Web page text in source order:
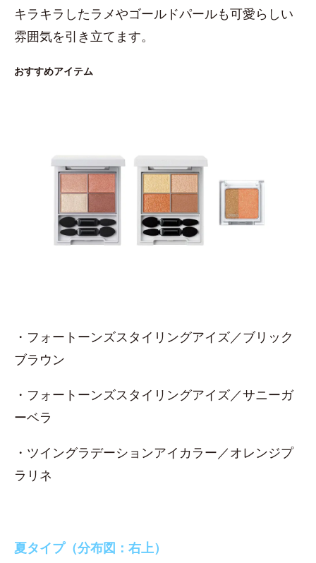
キラキラしたラメやゴールドパールも可愛らしい
雰囲気を引き立てます。
おすすめアイテム
・フォートーンズスタイリングアイズ／ブリック
ブラウン
・フォートーンズスタイリングアイズ／サニーガ
ーベラ
・ツイングラデーションアイカラー／オレンジプ
ラリネ
夏タイプ（分布図：右上）